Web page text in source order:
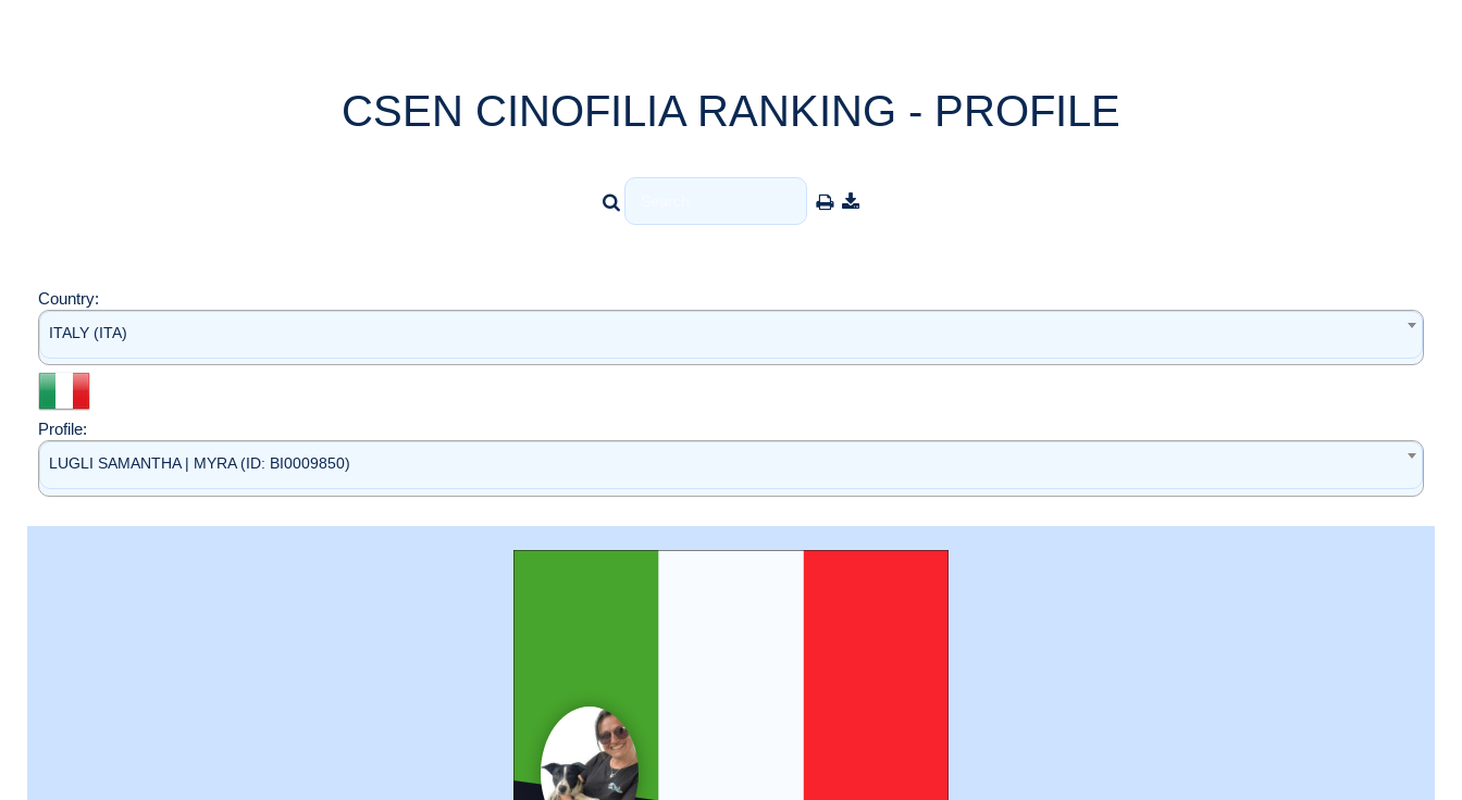
CSEN CINOFILIA RANKING - PROFILE
Country:
ITALY (ITA)
Profile:
LUGLI SAMANTHA | MYRA (ID: BI0009850)